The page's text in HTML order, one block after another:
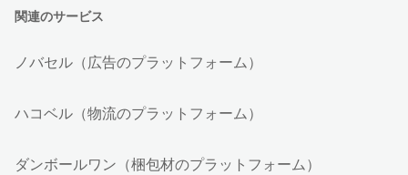
関連のサービス
ノバセル（広告のプラットフォーム）
ハコベル（物流のプラットフォーム）
ダンボールワン（梱包材のプラットフォーム）